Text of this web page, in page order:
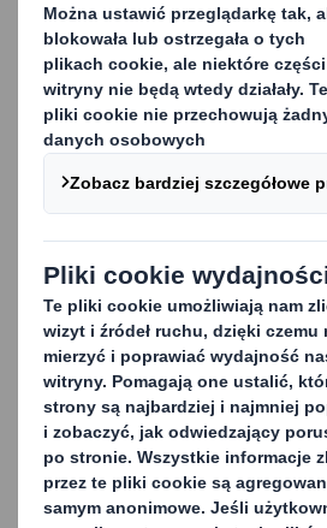
Drukuj indywidualne, unikalne
każdym pudełku.
Używaj jednego kodu na
bez konieczności stosowania
Śledzenie i widoczność w
Pomagamy Ci budować
marki
Nasza technologia staje się
pozwala Twoim klientom wejść w
przykładu, dzięki rzeczywistości
jako AR, obraz lub kod może być
dostarczając klientom
związane z Twoją marką
W rezultacie pozwala Ci to